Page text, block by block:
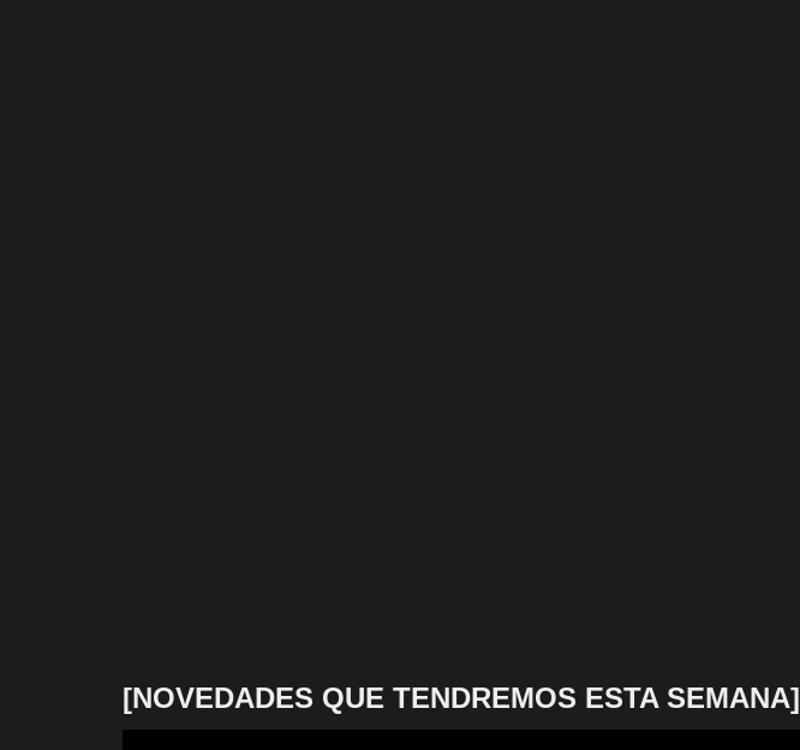
[NOVEDADES QUE TENDREMOS ESTA SEMANA]